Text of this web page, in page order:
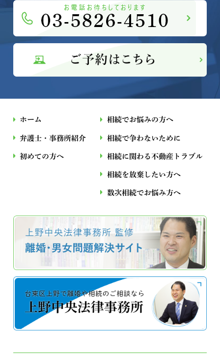
ホーム
弁護士・事務所紹介
初めての方へ
相続でお悩みの方へ
相続で争わないために
相続に関わる不動産トラブル
相続を放棄したい方へ
数次相続でお悩み⽅へ